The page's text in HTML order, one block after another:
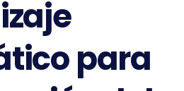
para